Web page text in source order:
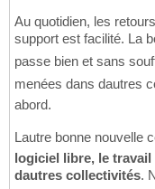
Au quotidien, les
support est facilité. La
passe bien et sans
menées dans dautres
abord.
Lautre bonne nouvelle
logiciel libre, le travail
dautres collectivités.